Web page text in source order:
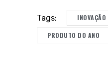
Tags: INOVAÇÃO
PRODUTO DO ANO